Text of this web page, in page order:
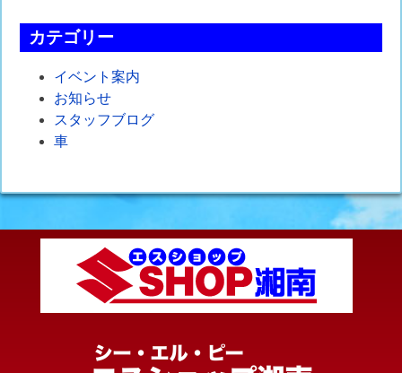
カテゴリー
イベント案内
お知らせ
スタッフブログ
車